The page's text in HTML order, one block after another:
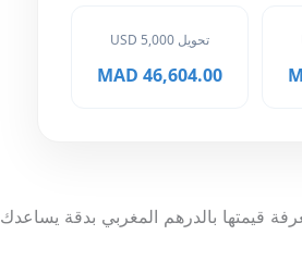
تحويل 5,000 USD
46,604.00 MAD
معرفة قيمتها بالدرهم المغربي بدقة يساعدك